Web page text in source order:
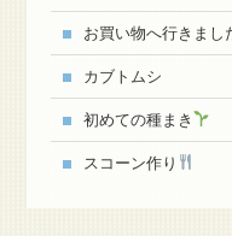
お買い物へ行きまし
カブトムシ
初めての種まき
スコーン作り